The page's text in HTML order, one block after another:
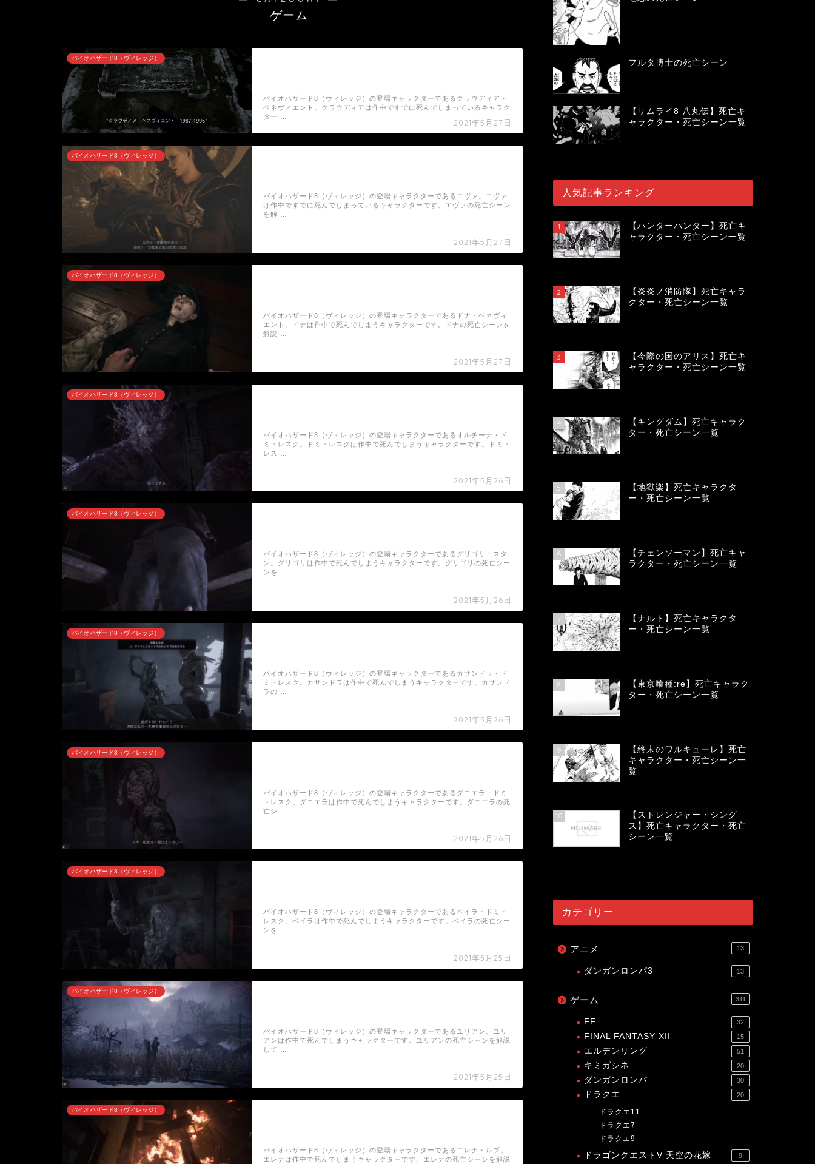
ゲーム
バイオハザード8（ヴィレッジ）
2021年5月27日
バイオハザード8（ヴィレッジ）の登場キャラクターであるクラウディア・
ベネヴィエント。クラウディアは作中ですでに死んでしまっているキャラク
ター …
バイオハザード8（ヴィレッジ）
2021年5月27日
バイオハザード8（ヴィレッジ）の登場キャラクターであるエヴァ。エヴァ
は作中ですでに死んでしまっているキャラクターです。エヴァの死亡シーン
を解 …
バイオハザード8（ヴィレッジ）
2021年5月27日
バイオハザード8（ヴィレッジ）の登場キャラクターであるドナ・ベネヴィ
エント。ドナは作中で死んでしまうキャラクターです。ドナの死亡シーンを
解説 …
バイオハザード8（ヴィレッジ）
2021年5月26日
バイオハザード8（ヴィレッジ）の登場キャラクターであるオルチーナ・ド
ミトレスク。ドミトレスクは作中で死んでしまうキャラクターです。ドミト
レス …
バイオハザード8（ヴィレッジ）
2021年5月26日
バイオハザード8（ヴィレッジ）の登場キャラクターであるグリゴリ・スタ
ン。グリゴリは作中で死んでしまうキャラクターです。グリゴリの死亡シー
ンを …
バイオハザード8（ヴィレッジ）
2021年5月26日
バイオハザード8（ヴィレッジ）の登場キャラクターであるカサンドラ・ド
ミトレスク。カサンドラは作中で死んでしまうキャラクターです。カサンド
ラの …
バイオハザード8（ヴィレッジ）
2021年5月26日
バイオハザード8（ヴィレッジ）の登場キャラクターであるダニエラ・ドミ
トレスク。ダニエラは作中で死んでしまうキャラクターです。ダニエラの死
亡シ …
バイオハザード8（ヴィレッジ）
2021年5月25日
バイオハザード8（ヴィレッジ）の登場キャラクターであるベイラ・ドミト
レスク。ベイラは作中で死んでしまうキャラクターです。ベイラの死亡シー
ンを …
バイオハザード8（ヴィレッジ）
2021年5月25日
バイオハザード8（ヴィレッジ）の登場キャラクターであるユリアン。ユリ
アンは作中で死んでしまうキャラクターです。ユリアンの死亡シーンを解説
して …
バイオハザード8（ヴィレッジ）
バイオハザード8（ヴィレッジ）の登場キャラクターであるエレナ・ルプ。
エレナは作中で死んでしまうキャラクターです。エレナの死亡シーンを解説
フルタ博士の死亡シーン
【サムライ8 八丸伝】死亡キ
ャラクター・死亡シーン一覧
人気記事ランキング
1
【ハンターハンター】死亡キ
ャラクター・死亡シーン一覧
2
【炎炎ノ消防隊】死亡キャラ
クター・死亡シーン一覧
3
【今際の国のアリス】死亡キ
ャラクター・死亡シーン一覧
4
【キングダム】死亡キャラク
ター・死亡シーン一覧
5
【地獄楽】死亡キャラクタ
ー・死亡シーン一覧
6
【チェンソーマン】死亡キャ
ラクター・死亡シーン一覧
7
【ナルト】死亡キャラクタ
ー・死亡シーン一覧
8
【東京喰種:re】死亡キャラク
ター・死亡シーン一覧
9
【終末のワルキューレ】死亡
キャラクター・死亡シーン一
覧
10
【ストレンジャー・シング
ス】死亡キャラクター・死亡
シーン一覧
カテゴリー
アニメ 13
ダンガンロンパ3 13
ゲーム 311
FF 32
FINAL FANTASY XII 15
エルデンリング 51
キミガシネ 20
ダンガンロンパ 30
ドラクエ 20
ドラクエ11
ドラクエ7
ドラクエ9
ドラゴンクエストV 天空の花嫁 9